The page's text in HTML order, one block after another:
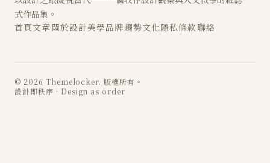
式作品集。
首頁文章關於設計美學品牌趨勢文化隱私條款聯絡
© 2026 Themelocker. 版權所有。
設計即秩序 · Design as order